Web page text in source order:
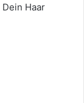
Haar